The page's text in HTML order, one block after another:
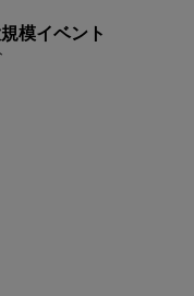
模イベント